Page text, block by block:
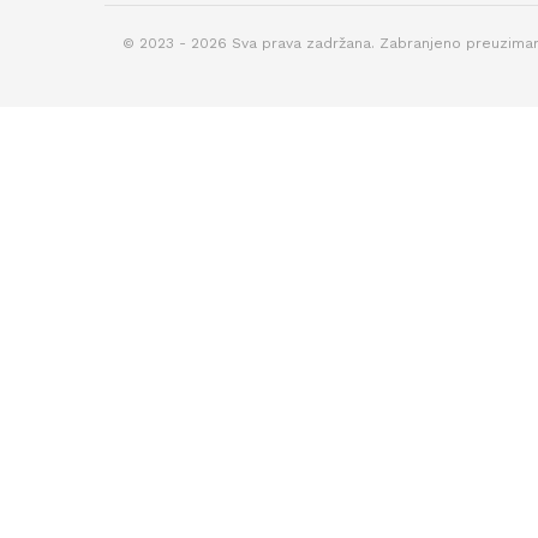
© 2023 - 2026 Sva prava zadržana. Zabranjeno